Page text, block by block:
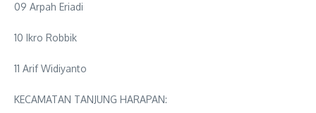
09 Arpah Eriadi
10 Ikro Robbik
11 Arif Widiyanto
KECAMATAN TANJUNG HARAPAN: